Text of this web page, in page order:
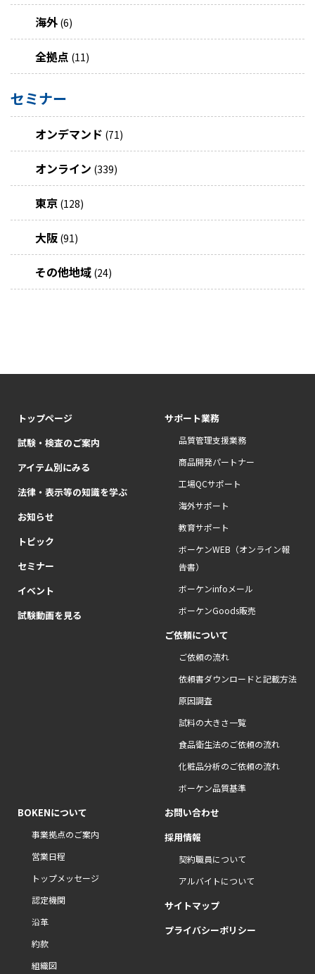
海外 (6)
全拠点 (11)
セミナー
オンデマンド (71)
オンライン (339)
東京 (128)
大阪 (91)
その他地域 (24)
トップページ
試験・検査のご案内
アイテム別にみる
法律・表示等の知識を学ぶ
お知らせ
トピック
セミナー
イベント
試験動画を見る
サポート業務
品質管理支援業務
商品開発パートナー
工場QCサポート
海外サポート
教育サポート
ボーケンWEB（オンライン報
告書）
ボーケンinfoメール
ボーケンGoods販売
ご依頼について
ご依頼の流れ
依頼書ダウンロードと記載方法
原因調査
試料の大きさ一覧
食品衛生法のご依頼の流れ
化粧品分析のご依頼の流れ
ボーケン品質基準
BOKENについて
事業拠点のご案内
営業日程
トップメッセージ
認定機関
沿革
約款
組織図
お問い合わせ
採用情報
契約職員について
アルバイトについて
サイトマップ
プライバシーポリシー